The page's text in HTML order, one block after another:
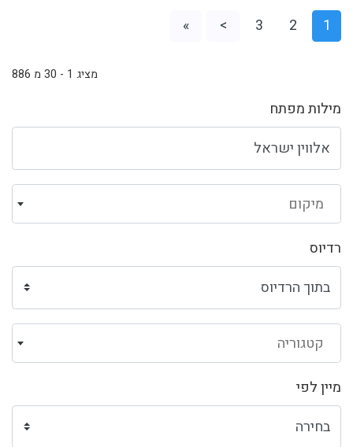
מילות מפתח
מיקום
רדיוס
קטגוריה
מיין לפי
1
2
3
>
»
מציג 1 - 30 מ 886